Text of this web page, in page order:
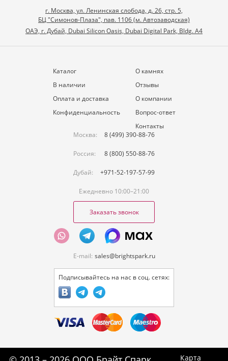
г. Москва, ул. Ленинская слобода, д. 26, стр. 5,
БЦ "Симонов-Плаза", пав. 1106 (м. Автозаводская)
ОАЭ, г. Дубай, Dubai Silicon Oasis, Dubai Digital Park, Bldg. A4
Каталог
В наличии
Оплата и доставка
Конфиденциальность
О камнях
Отзывы
О компании
Вопрос-ответ
Контакты
Москва:
8 (499) 390-88-76
Россия: 8 (800) 550-88-76
Дубай: +971-52-197-57-99
Ежедневно 10:00–21:00
Заказать звонок
E-mail: sales@brightspark.ru
Подписывайтесь на нас в соц. сетях:
Карта